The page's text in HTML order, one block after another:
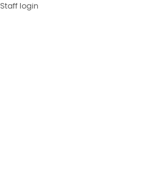
Staff login